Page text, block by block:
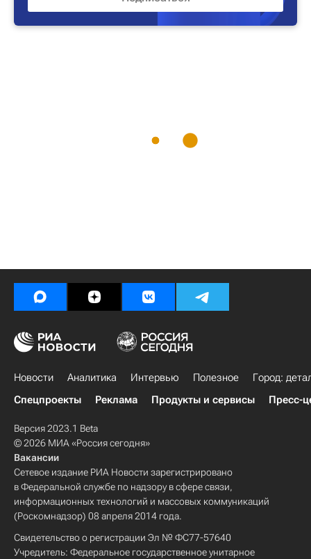
Новости Аналитика Интервью Полезное
Город:
Спецпроекты
Реклама Продукты и сервисы Пресс-
Версия 2023.1 Beta
© 2026 МИА «Россия сегодня»
Вакансии
Сетевое издание РИА Новости зарегистрировано
в Федеральной службе по надзору в сфере связи,
информационных технологий и массовых коммуникаций
(Роскомнадзор) 08 апреля 2014 года.
Свидетельство о регистрации Эл № ФС77-57640
Учредитель: Федеральное государственное унитарное